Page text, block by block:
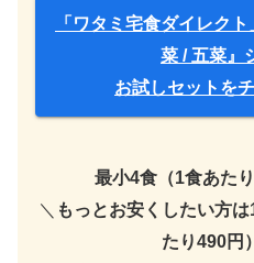
「ワタミ宅食ダイレク
菜 / 五菜』
お試しセットを
最小4食（1食あた
＼ もっとお安くしたい方
たり490円